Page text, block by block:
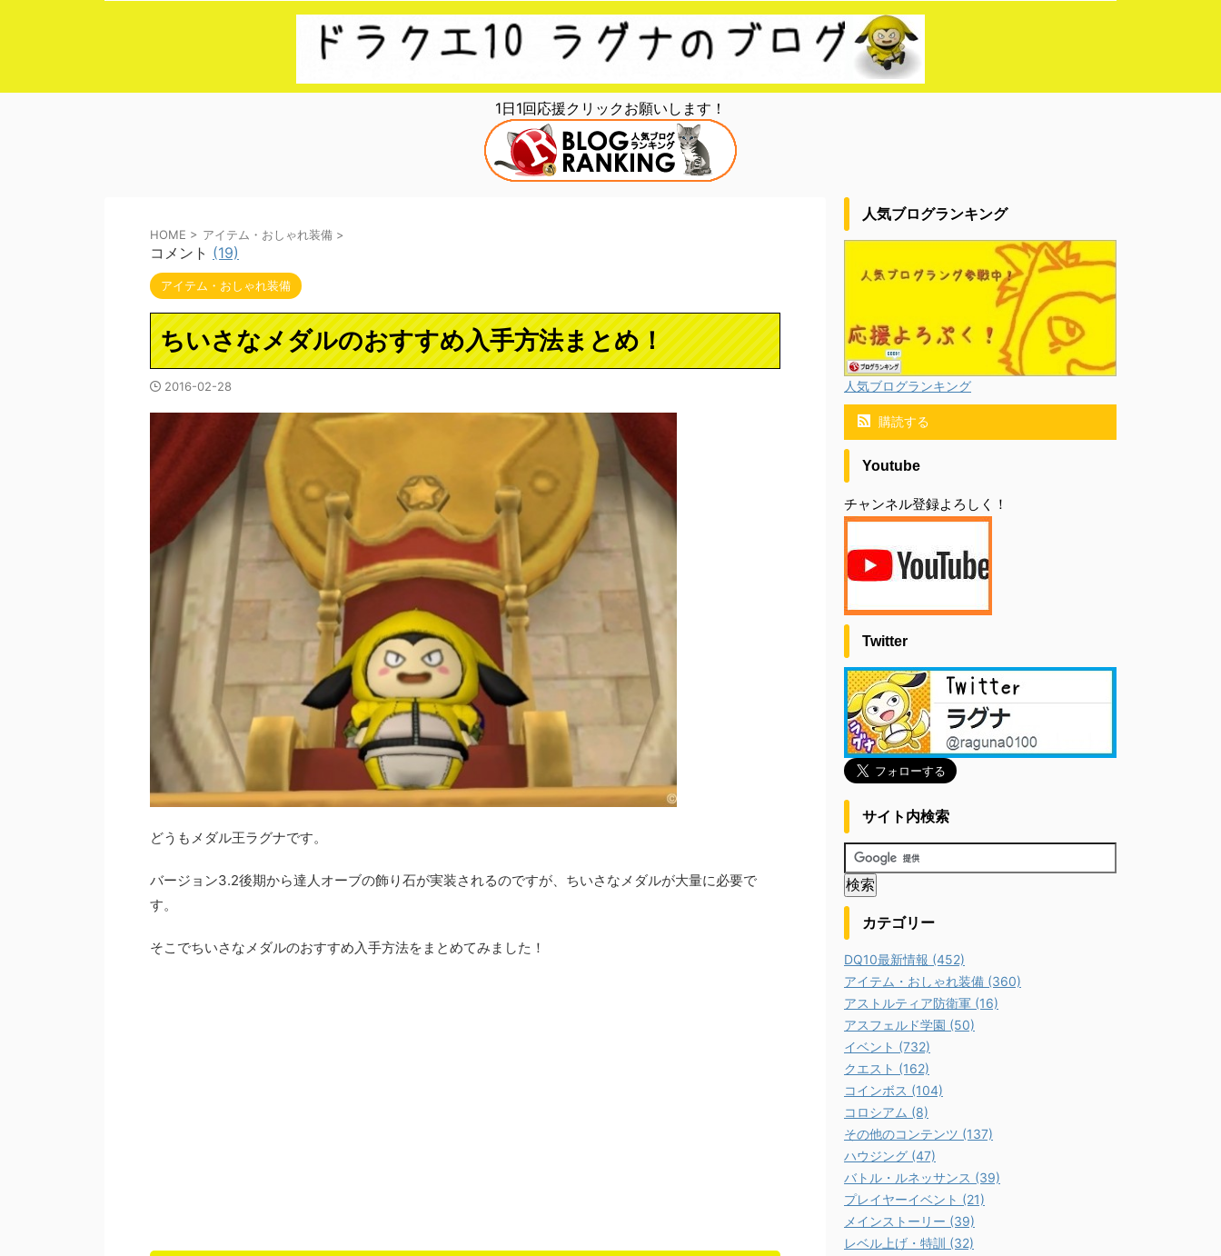
1日1回応援クリックお願いします！
HOME > アイテム・おしゃれ装備 >
コメント (19)
アイテム・おしゃれ装備
ちいさなメダルのおすすめ入手方法まとめ！
2016-02-28
どうもメダル王ラグナです。
バージョン3.2後期から達人オーブの飾り石が実装されるのですが、ちいさなメダルが大量に必要で
す。
そこでちいさなメダルのおすすめ入手方法をまとめてみました！
人気ブログランキング
人気ブログランキング
購読する
Youtube
チャンネル登録よろしく！
Twitter
サイト内検索
カテゴリー
DQ10最新情報 (452)
アイテム・おしゃれ装備 (360)
アストルティア防衛軍 (16)
アスフェルド学園 (50)
イベント (732)
クエスト (162)
コインボス (104)
コロシアム (8)
その他のコンテンツ (137)
ハウジング (47)
バトル・ルネッサンス (39)
プレイヤーイベント (21)
メインストーリー (39)
レベル上げ・特訓 (32)